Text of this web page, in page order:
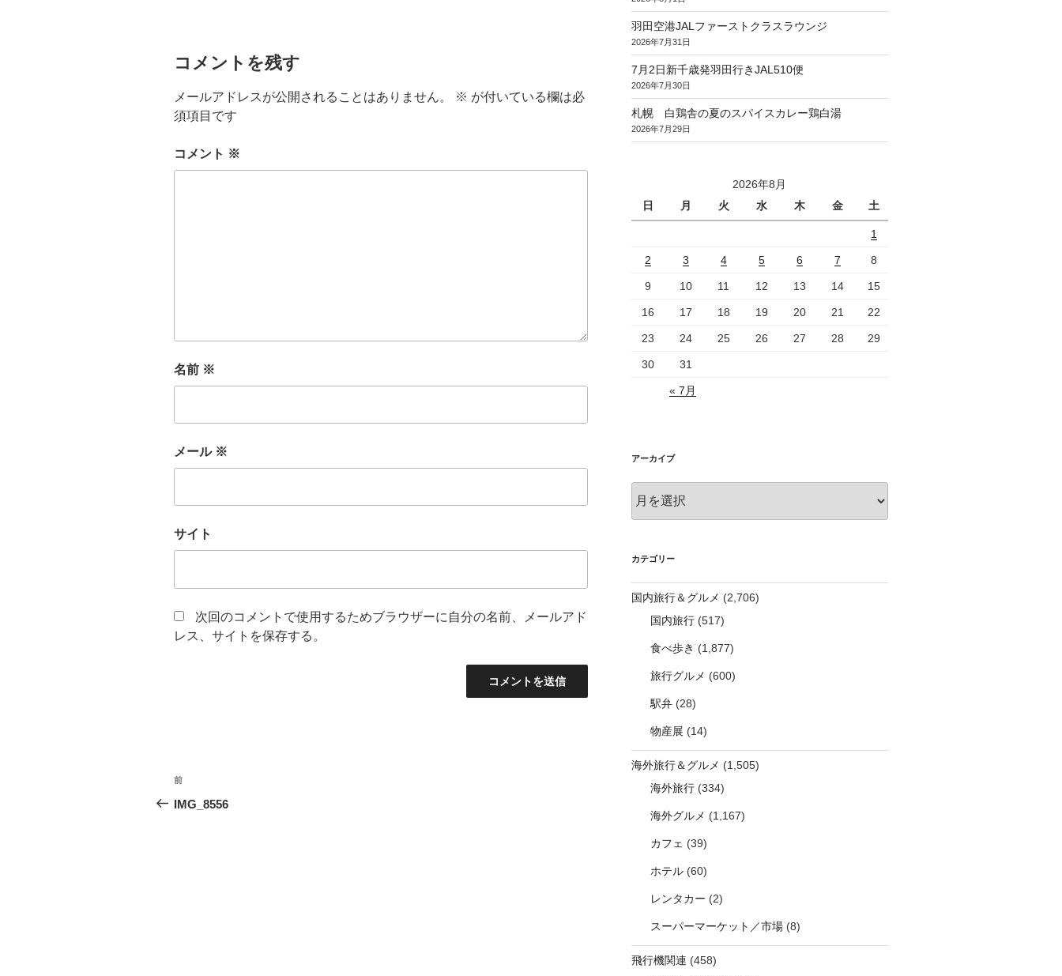
コメントを残す
メールアドレスが公開されることはありません。 ※ が付いている欄は必
須項目です
コメント ※
名前 ※
メール ※
サイト
次回のコメントで使用するためブラウザーに自分の名前、メールアド
レス、サイトを保存する。
投
稿
前
の
前
IMG_8556
羽田空港JALファーストクラスラウンジ
2026年7月31日
7月2日新千歳発羽田行きJAL510便
2026年7月30日
札幌 白鶏舎の夏のスパイスカレー鶏白湯
2026年7月29日
2026年8月
日
月 火 水 木 金 土
1
2 3 4 5 6 7 8
9 10 11 12 13 14 15
16 17 18 19 20 21 22
23 24 25 26 27 28 29
30 31
« 7月
アーカイブ
ー
ブ
カテゴリー
国内旅行＆グルメ (2,706)
国内旅行(517)
食べ歩き (1,877)
旅行グルメ (600)
駅弁(28)
物産展 (14)
海外旅行＆グルメ (1,505)
海外旅行(334)
海外グルメ (1,167)
カフェ (39)
ホテル(60)
レンタカー (2)
スーパーマーケット／市場(8)
飛行機関連 (458)